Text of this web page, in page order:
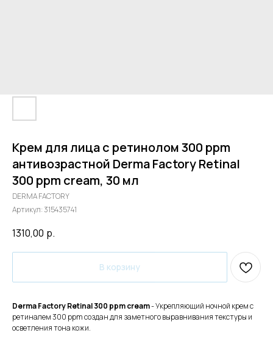
Крем для лица с ретинолом 300 ppm
антивозрастной Derma Factory Retinal
300 ppm cream, 30 мл
DERMA FACTORY
Артикул:315435741
1310,00 р.
В корзину
Derma Factory Retinal 300 ppm cream- Укрепляющий ночной крем с
ретиналем 300 ppm создан для заметного выравнивания текстуры и
осветления тона кожи.